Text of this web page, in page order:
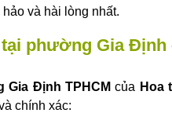
hảo và hài lòng nhất.
phường Gia Định
Gia Định TPHCM của Hoa
chính xác: